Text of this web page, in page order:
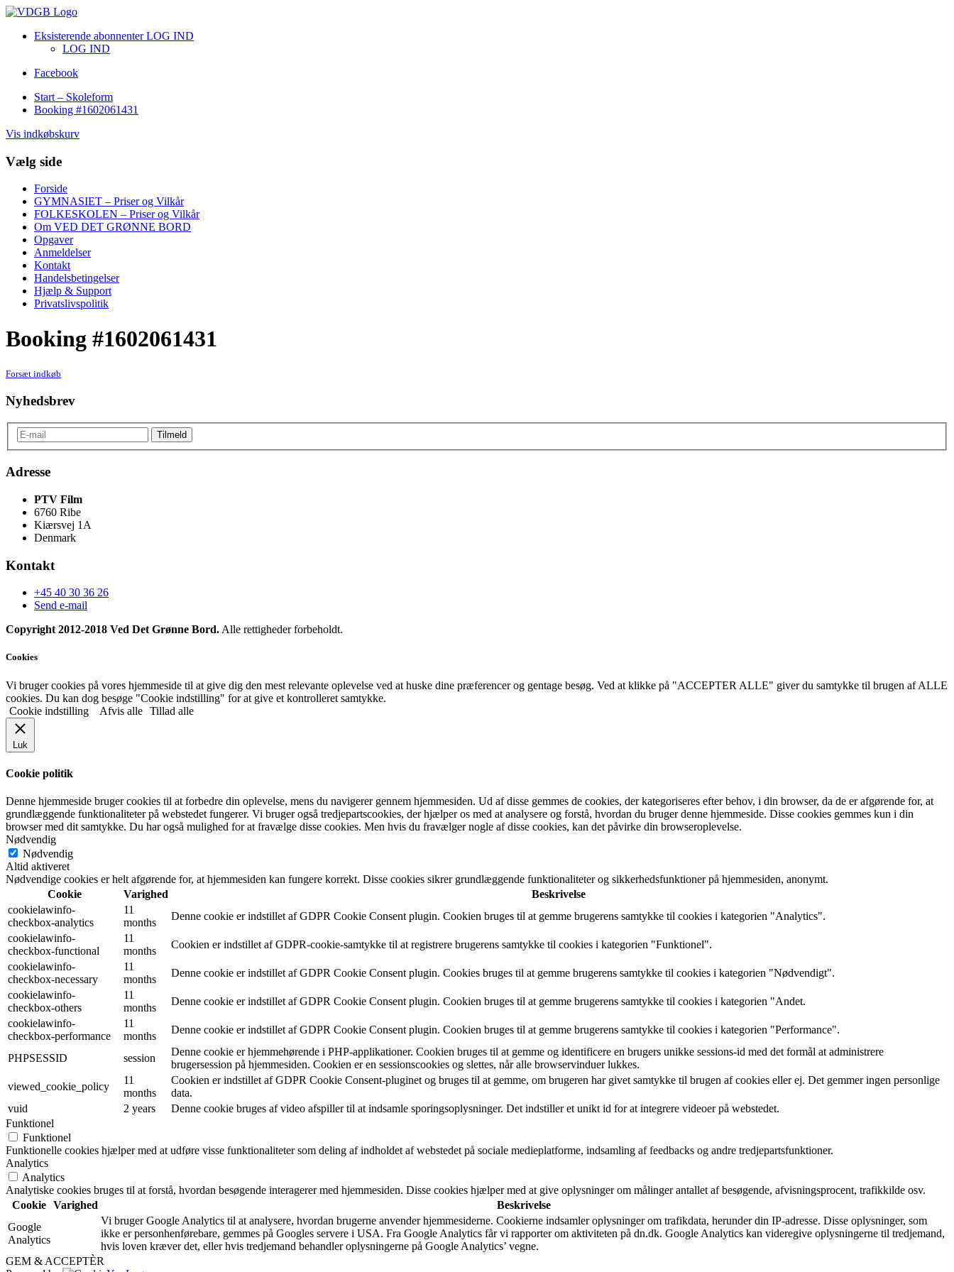
Eksisterende abonnenter LOG IND
LOG IND
Facebook
Start – Skoleform
Booking #1602061431
Vis indkøbskurv
Vælg side
Forside
GYMNASIET – Priser og Vilkår
FOLKESKOLEN – Priser og Vilkår
Om VED DET GRØNNE BORD
Opgaver
Anmeldelser
Kontakt
Handelsbetingelser
Hjælp & Support
Privatslivspolitik
Booking #1602061431
Forsæt indkøb
Nyhedsbrev
Adresse
PTV Film
6760 Ribe
Kiærsvej 1A
Denmark
Kontakt
+45 40 30 36 26
Send e-mail
Copyright 2012-2018 Ved Det Grønne Bord. Alle rettigheder forbeholdt.
Cookies
Vi bruger cookies på vores hjemmeside til at give dig den mest relevante oplevelse ved at huske dine præferencer og gentage besøg. Ved at klikke på "ACCEPTER ALLE" giver du samtykke til brugen af ALLE
cookies. Du kan dog besøge "Cookie indstilling" for at give et kontrolleret samtykke.
Cookie indstilling
Afvis alle Tillad alle
Luk
Cookie politik
Denne hjemmeside bruger cookies til at forbedre din oplevelse, mens du navigerer gennem hjemmesiden. Ud af disse gemmes de cookies, der kategoriseres efter behov, i din browser, da de er afgørende for, at
grundlæggende funktionaliteter på webstedet fungerer. Vi bruger også tredjepartscookies, der hjælper os med at analysere og forstå, hvordan du bruger denne hjemmeside. Disse cookies gemmes kun i din
browser med dit samtykke. Du har også mulighed for at fravælge disse cookies. Men hvis du fravælger nogle af disse cookies, kan det påvirke din browseroplevelse.
Nødvendig
Nødvendig
Altid aktiveret
Nødvendige cookies er helt afgørende for, at hjemmesiden kan fungere korrekt. Disse cookies sikrer grundlæggende funktionaliteter og sikkerhedsfunktioner på hjemmesiden, anonymt.
Cookie
Varighed
Beskrivelse
cookielawinfo-
checkbox-analytics
11
months
Denne cookie er indstillet af GDPR Cookie Consent plugin. Cookien bruges til at gemme brugerens samtykke til cookies i kategorien "Analytics".
cookielawinfo-
checkbox-functional
11
months
Cookien er indstillet af GDPR-cookie-samtykke til at registrere brugerens samtykke til cookies i kategorien "Funktionel".
cookielawinfo-
checkbox-necessary
11
months
Denne cookie er indstillet af GDPR Cookie Consent plugin. Cookies bruges til at gemme brugerens samtykke til cookies i kategorien "Nødvendigt".
cookielawinfo-
checkbox-others
11
months
Denne cookie er indstillet af GDPR Cookie Consent plugin. Cookien bruges til at gemme brugerens samtykke til cookies i kategorien "Andet.
cookielawinfo-
checkbox-performance
11
months
Denne cookie er indstillet af GDPR Cookie Consent plugin. Cookien bruges til at gemme brugerens samtykke til cookies i kategorien "Performance".
PHPSESSID session
Denne cookie er hjemmehørende i PHP-applikationer. Cookien bruges til at gemme og identificere en brugers unikke sessions-id med det formål at administrere
brugersession på hjemmesiden. Cookien er en sessionscookies og slettes, når alle browservinduer lukkes.
viewed_cookie_policy
11
months
Cookien er indstillet af GDPR Cookie Consent-pluginet og bruges til at gemme, om brugeren har givet samtykke til brugen af cookies eller ej. Det gemmer ingen personlige
data.
vuid
2 years
Denne cookie bruges af video afspiller til at indsamle sporingsoplysninger. Det indstiller et unikt id for at integrere videoer på webstedet.
Funktionel
Funktionel
Funktionelle cookies hjælper med at udføre visse funktionaliteter som deling af indholdet af webstedet på sociale medieplatforme, indsamling af feedbacks og andre tredjepartsfunktioner.
Analytics
Analytics
Analytiske cookies bruges til at forstå, hvordan besøgende interagerer med hjemmesiden. Disse cookies hjælper med at give oplysninger om målinger antallet af besøgende, afvisningsprocent, trafikkilde osv.
Cookie Varighed
Beskrivelse
Google
Analytics
Vi bruger Google Analytics til at analysere, hvordan brugerne anvender hjemmesiderne. Cookierne indsamler oplysninger om trafikdata, herunder din IP-adresse. Disse oplysninger, som
ikke er personhenførebare, gemmes på Googles servere i USA. Fra Google Analytics får vi rapporter om aktiviteten på dn.dk. Google Analytics kan videregive oplysningerne til tredjemand,
hvis loven kræver det, eller hvis tredjemand behandler oplysningerne på Google Analytics’ vegne.
GEM & ACCEPTÈR